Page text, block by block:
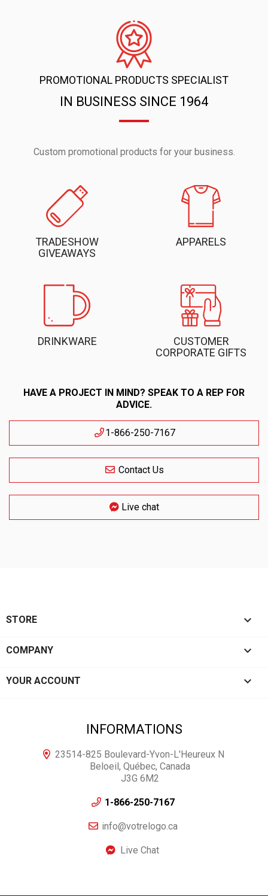
PROMOTIONAL PRODUCTS SPECIALIST
IN BUSINESS SINCE 1964
Custom promotional products for your business.
TRADESHOW
GIVEAWAYS
APPARELS
DRINKWARE
CUSTOMER
CORPORATE GIFTS
HAVE A PROJECT IN MIND? SPEAK TO A REP FOR
ADVICE.
1-866-250-7167
Contact Us
Live chat
STORE 
COMPANY 
YOUR ACCOUNT 
INFORMATIONS
23514-825 Boulevard-Yvon-L'Heureux N
Beloeil, Québec, Canada
J3G 6M2
1-866-250-7167
info@votrelogo.ca
Live Chat